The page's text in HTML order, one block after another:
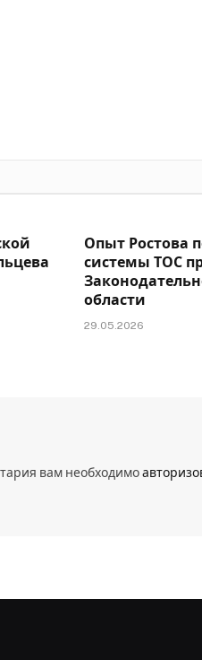
Опыт Ростова
системы ТОС
области
29.05.2026
вам необходимо